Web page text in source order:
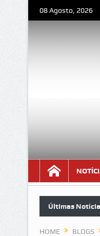
08 Agosto, 2026
Últimas
lindíssima!!!
HOME BLOGS